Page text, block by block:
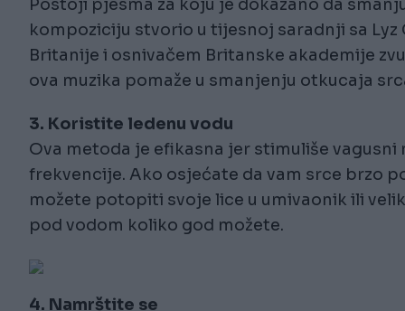
Postoji pjesma za koju je dokazano da
kompoziciju stvorio u tijesnoj saradnji sa
Britanije i osnivačem Britanske akademije
ova muzika pomaže u smanjenju otkucaja
3. Koristite ledenu vodu
Ova metoda je efikasna jer stimuliše
frekvencije. Ako osjećate da vam srce brzo
možete potopiti svoje lice u umivaonik ili
pod vodom koliko god možete.
4. Namrštite se